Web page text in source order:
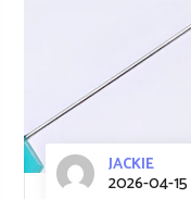
JACKIE
2026-04-15